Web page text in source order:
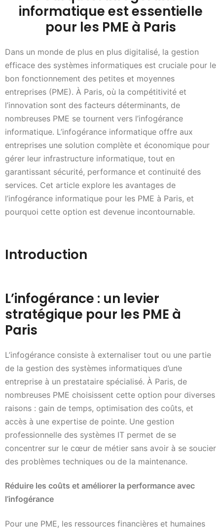
informatique est essentielle
pour les PME à Paris
Dans un monde de plus en plus digitalisé, la gestion
efficace des systèmes informatiques est cruciale pour le
bon fonctionnement des petites et moyennes
entreprises (PME). À Paris, où la compétitivité et
l’innovation sont des facteurs déterminants, de
nombreuses PME se tournent vers l’infogérance
informatique. L’infogérance informatique offre aux
entreprises une solution complète et économique pour
gérer leur infrastructure informatique, tout en
garantissant sécurité, performance et continuité des
services. Cet article explore les avantages de
l’infogérance informatique pour les PME à Paris, et
pourquoi cette option est devenue incontournable.
Introduction
L’infogérance : un levier
stratégique pour les PME à
Paris
L’infogérance consiste à externaliser tout ou une partie
de la gestion des systèmes informatiques d’une
entreprise à un prestataire spécialisé. À Paris, de
nombreuses PME choisissent cette option pour diverses
raisons : gain de temps, optimisation des coûts, et
accès à une expertise de pointe. Une gestion
professionnelle des systèmes IT permet de se
concentrer sur le cœur de métier sans avoir à se soucier
des problèmes techniques ou de la maintenance.
Réduire les coûts et améliorer la performance avec
l’infogérance
Pour une PME, les ressources financières et humaines